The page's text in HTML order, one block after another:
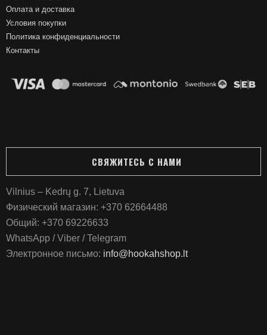
Оплата и доставка
Условия покупки
Политика конфиденциальности
Контакты
СВЯЖИТЕСЬ С НАМИ
Vilnius – Kedrų g. 7, Lietuva
Физический магазин: +370 62664488
Общий: +370 69226633
WhatsApp / Viber / Telegram
Электронное письмо: info@hookahshop.lt